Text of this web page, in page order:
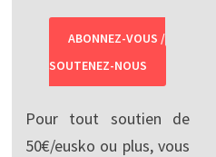
ABONNEZ-VOUS /
SOUTENEZ-NOUS
Pour tout soutien de
50€/eusko ou plus, vous